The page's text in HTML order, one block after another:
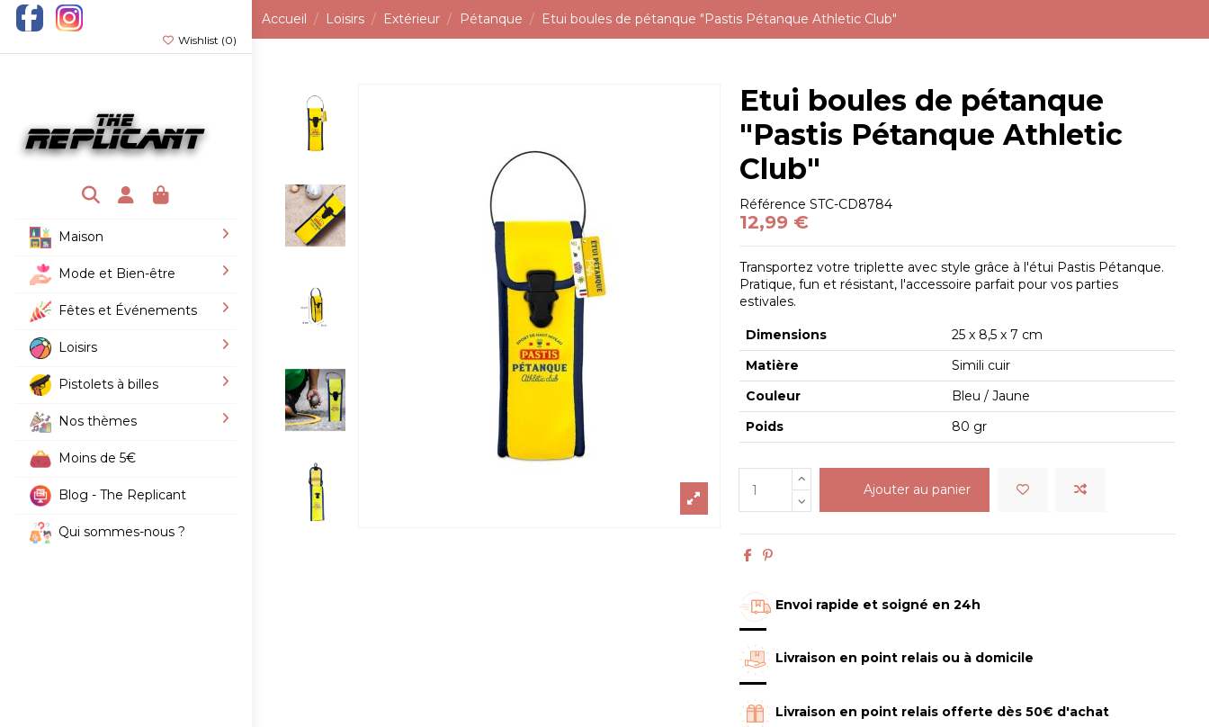
Wishlist (0)
Maison
Mode et Bien-être
Fêtes et Événements
Loisirs
Pistolets à billes
Nos thèmes
Moins de 5€
Blog - The Replicant
Qui sommes-nous ?
Accueil Loisirs Extérieur Pétanque Etui boules de pétanque "Pastis Pétanque Athletic Club"
Etui boules de pétanque
"Pastis Pétanque Athletic
Club"
Référence STC-CD8784
12,99 €
Transportez votre triplette avec style grâce à l'étui Pastis Pétanque.
Pratique, fun et résistant, l'accessoire parfait pour vos parties
estivales.
Dimensions
25 x 8,5 x 7 cm
Matière
Simili cuir
Couleur
Bleu / Jaune
Poids
80 gr
Ajouter au panier
Envoi rapide et soigné en 24h
Livraison en point relais ou à domicile
Livraison en point relais offerte dès 50€ d'achat